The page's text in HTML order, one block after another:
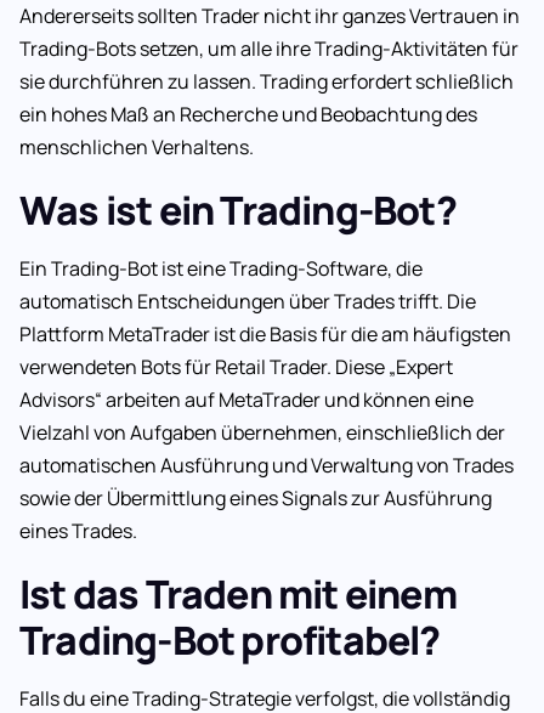
Andererseits sollten Trader nicht ihr ganzes Vertrauen in
Trading-Bots setzen, um alle ihre Trading-Aktivitäten für
sie durchführen zu lassen. Trading erfordert schließlich
ein hohes Maß an Recherche und Beobachtung des
menschlichen Verhaltens.
Was ist ein Trading-Bot?
Ein Trading-Bot ist eine Trading-Software, die
automatisch Entscheidungen über Trades trifft. Die
Plattform MetaTrader ist die Basis für die am häufigsten
verwendeten Bots für Retail Trader. Diese „Expert
Advisors“ arbeiten auf MetaTrader und können eine
Vielzahl von Aufgaben übernehmen, einschließlich der
automatischen Ausführung und Verwaltung von Trades
sowie der Übermittlung eines Signals zur Ausführung
eines Trades.
Ist das Traden mit einem
Trading-Bot profitabel?
Falls du eine Trading-Strategie verfolgst, die vollständig